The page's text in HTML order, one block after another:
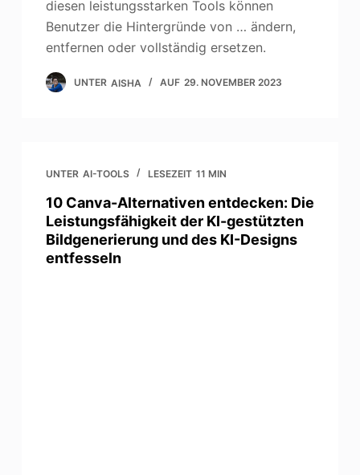
diesen leistungsstarken Tools können
Benutzer die Hintergründe von … ändern,
entfernen oder vollständig ersetzen.
UNTER AISHA AUF 29. NOVEMBER 2023
UNTER AI-TOOLS LESEZEIT 11 MIN
10 Canva-Alternativen entdecken: Die
Leistungsfähigkeit der KI-gestützten
Bildgenerierung und des KI-Designs
entfesseln